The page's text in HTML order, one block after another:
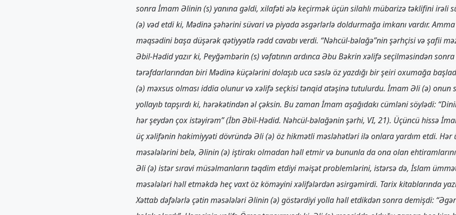
sonra İmam Əlinin (s) yanına gəldi, xilafəti ələ keçirmək üçün silahlı mübarizə təklifini irəli
(ə) vəd etdi ki, Mədinə şəhərini süvari və piyada əsgərlərlə doldurmağa imkanı vardır.
məqsədini başa düşərək qətiyyətlə rədd cavabı verdi. “Nəhcül-bəlağə”nin şərhçisi və şafii
Əbil-Hədid yazır ki, Peyğəmbərin (s) vəfatının ardınca Əbu Bəkrin xəlifə seçilməsindən
tərəfdarlarından biri Mədinə küçələrini dolaşıb uca səslə öz yazdığı bir şeiri oxumağa
(ə) məxsus olması iddia olunur və xəlifə seçkisi tənqid atəşinə tutulurdu. İmam Əli (ə) onun
yollayıb tapşırdı ki, hərəkətindən əl çəksin. Bu zaman İmam aşağıdakı cümləni söylədi:
hər şeydən çox istəyirəm” (İbn Əbil-Hədid. Nəhcül-bəlağənin şərhi, VI, 21). Üçüncü hissə
üç xəlifənin hakimiyyəti dövründə Əli (ə) öz hikmətli məsləhətləri ilə onlara yardım etdi. Hər
məsələlərini belə, Əlinin (ə) iştirakı olmadan həll etmir və bununla da ona olan
Əli (ə) istər sıravi müsəlmanların təqdim etdiyi məişət problemlərini, istərsə də, İslam
məsələləri həll etməkdə heç vaxt öz köməyini xəlifələrdən əsirgəmirdi. Tarix kitablarında
Xəttab dəfələrlə çətin məsələləri Əlinin (ə) göstərdiyi yolla həll etdikdən sonra demişdi: